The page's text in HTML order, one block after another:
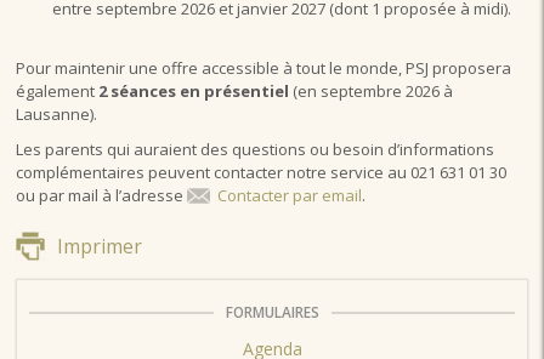
entre septembre 2026 et janvier 2027 (dont 1 proposée à midi).
Pour maintenir une offre accessible à tout le monde, PSJ proposera
également 2 séances en présentiel (en septembre 2026 à
Lausanne).
Les parents qui auraient des questions ou besoin d’informations
complémentaires peuvent contacter notre service au 021 631 01 30
ou par mail à l’adresse
Contacter par email.
Imprimer
FORMULAIRES
Agenda